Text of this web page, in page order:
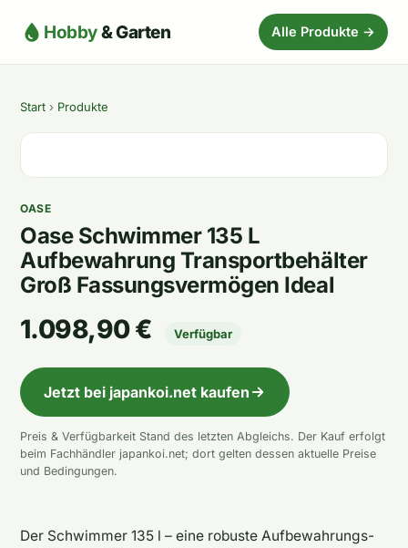
Hobby& Garten Alle Produkte →
Start › Produkte
OASE
Oase Schwimmer 135 L
Aufbewahrung Transportbehälter
Groß Fassungsvermögen Ideal
1.098,90 € Verfügbar
Jetzt bei japankoi.net kaufen
Preis & Verfügbarkeit Stand des letzten Abgleichs. Der Kauf erfolgt
beim Fachhändler japankoi.net; dort gelten dessen aktuelle Preise
und Bedingungen.
Der Schwimmer 135 l – eine robuste Aufbewahrungs-